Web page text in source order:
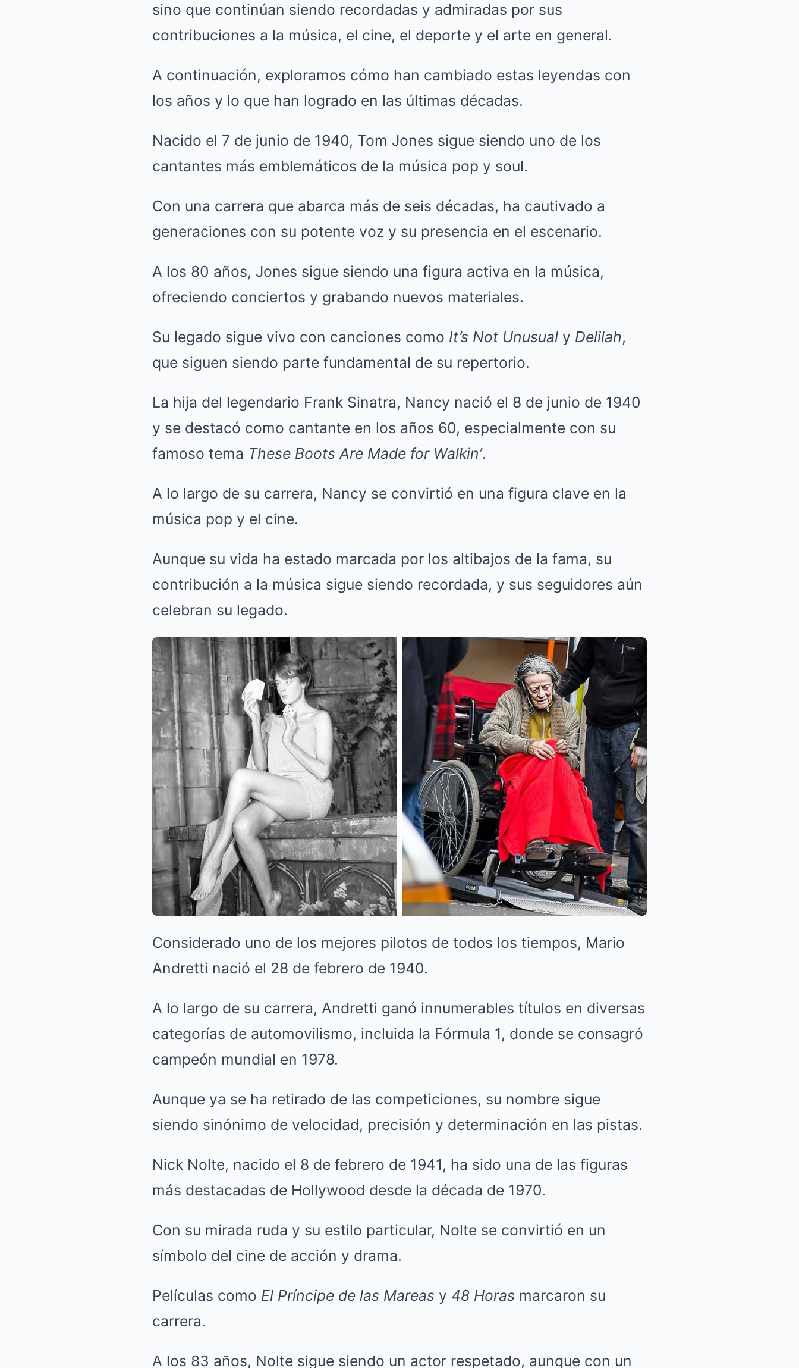
sino que continúan siendo recordadas y admiradas por sus
contribuciones a la música, el cine, el deporte y el arte en general.
A continuación, exploramos cómo han cambiado estas leyendas con
los años y lo que han logrado en las últimas décadas.
Nacido el 7 de junio de 1940, Tom Jones sigue siendo uno de los
cantantes más emblemáticos de la música pop y soul.
Con una carrera que abarca más de seis décadas, ha cautivado a
generaciones con su potente voz y su presencia en el escenario.
A los 80 años, Jones sigue siendo una figura activa en la música,
ofreciendo conciertos y grabando nuevos materiales.
Su legado sigue vivo con canciones como It’s Not Unusual y Delilah,
que siguen siendo parte fundamental de su repertorio.
La hija del legendario Frank Sinatra, Nancy nació el 8 de junio de 1940
y se destacó como cantante en los años 60, especialmente con su
famoso tema These Boots Are Made for Walkin’.
A lo largo de su carrera, Nancy se convirtió en una figura clave en la
música pop y el cine.
Aunque su vida ha estado marcada por los altibajos de la fama, su
contribución a la música sigue siendo recordada, y sus seguidores aún
celebran su legado.
Considerado uno de los mejores pilotos de todos los tiempos, Mario
Andretti nació el 28 de febrero de 1940.
A lo largo de su carrera, Andretti ganó innumerables títulos en diversas
categorías de automovilismo, incluida la Fórmula 1, donde se consagró
campeón mundial en 1978.
Aunque ya se ha retirado de las competiciones, su nombre sigue
siendo sinónimo de velocidad, precisión y determinación en las pistas.
Nick Nolte, nacido el 8 de febrero de 1941, ha sido una de las figuras
más destacadas de Hollywood desde la década de 1970.
Con su mirada ruda y su estilo particular, Nolte se convirtió en un
símbolo del cine de acción y drama.
Películas como El Príncipe de las Mareas y 48 Horas marcaron su
carrera.
A los 83 años, Nolte sigue siendo un actor respetado, aunque con un